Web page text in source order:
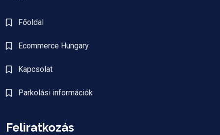
Főoldal
Ecommerce Hungary
Kapcsolat
Parkolási információk
Feliratkozás